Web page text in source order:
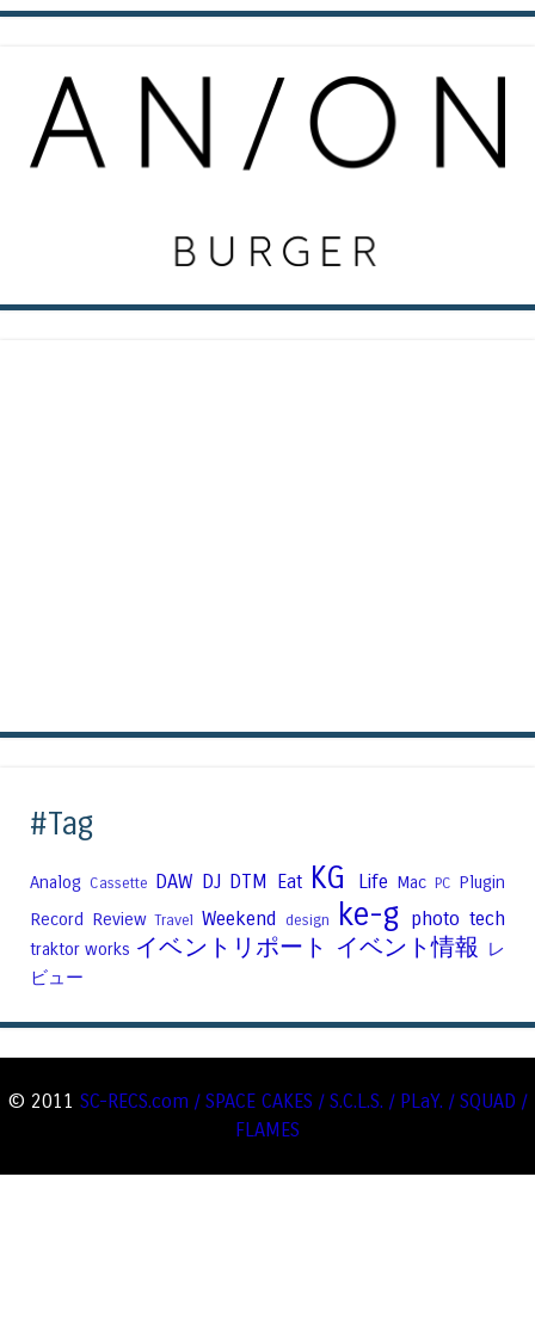
#Tag
Analog Cassette DAW DJ DTM Eat KG Life Mac PC Plugin
Record Review Travel Weekend design ke-g photo tech
traktor works イベントリポート イベント情報
レ
ビュー
© 2011 SC-RECS.com / SPACE CAKES / S.C.L.S. / PLaY. / SQUAD /
FLAMES